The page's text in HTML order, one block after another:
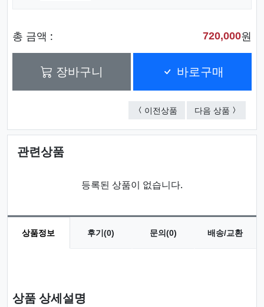
총 금액 : 720,000원
장바구니 바로구매
이전상품 테일러텀블러
다음 상품 밀크우
관련상품
등록된 상품이 없습니다.
상품정보 후기(0) 문의(0) 배송/교환
상품 상세설명